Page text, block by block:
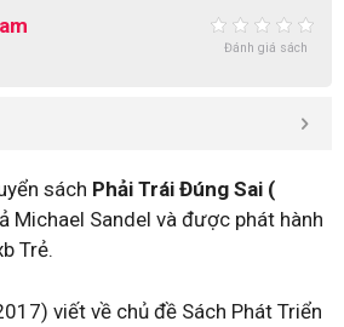
Đánh giá sách
sách Phải Trái Đúng Sai (
Michael Sandel và được phát hành
Trẻ.
viết về chủ đề Sách Phát Triển